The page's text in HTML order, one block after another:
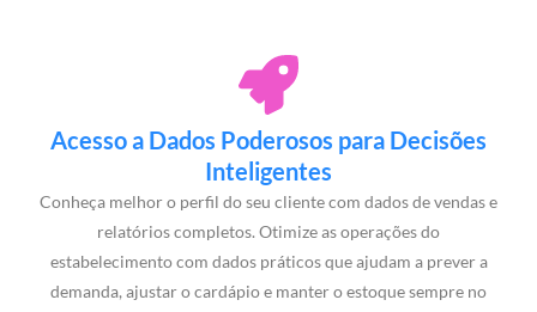
Acesso a Dados Poderosos para Decisões
Inteligentes
Conheça melhor o perfil do seu cliente com dados de vendas e
relatórios completos. Otimize as operações do
estabelecimento com dados práticos que ajudam a prever a
demanda, ajustar o cardápio e manter o estoque sempre no